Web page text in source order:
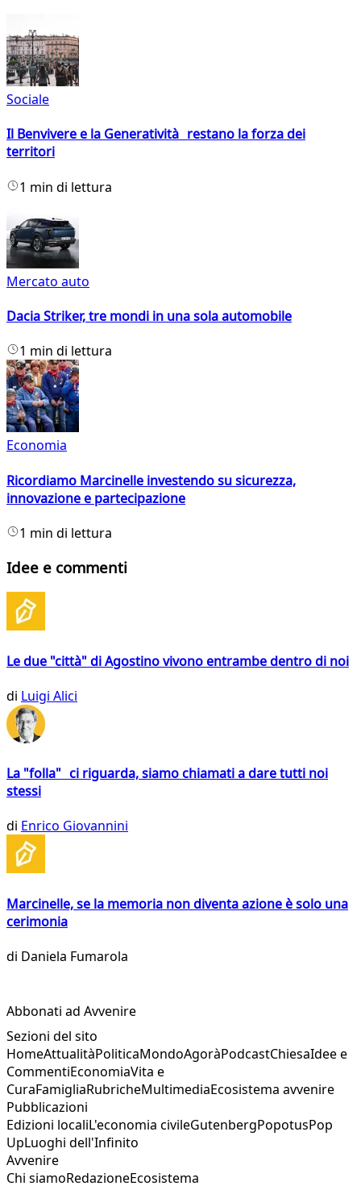
Sociale
Il Benvivere e la Generatività restano la forza dei
territori
1 min di lettura
Mercato auto
Dacia Striker, tre mondi in una sola automobile
1 min di lettura
Economia
Ricordiamo Marcinelle investendo su sicurezza,
innovazione e partecipazione
1 min di lettura
Idee e commenti
Le due "città" di Agostino vivono entrambe dentro di noi
di Luigi Alici
La "folla" ci riguarda, siamo chiamati a dare tutti noi
stessi
di Enrico Giovannini
Marcinelle, se la memoria non diventa azione è solo una
cerimonia
di Daniela Fumarola
Abbonati ad Avvenire
Sezioni del sito
HomeAttualitàPoliticaMondoAgoràPodcastChiesaIdee e
CommentiEconomiaVita e
CuraFamigliaRubricheMultimediaEcosistema avvenire
Pubblicazioni
Edizioni localiL'economia civileGutenbergPopotusPop
UpLuoghi dell'Infinito
Avvenire
Chi siamoRedazioneEcosistema